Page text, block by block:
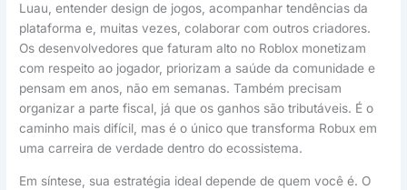
Luau, entender design de jogos, acompanhar tendências da
plataforma e, muitas vezes, colaborar com outros criadores.
Os desenvolvedores que faturam alto no Roblox monetizam
com respeito ao jogador, priorizam a saúde da comunidade e
pensam em anos, não em semanas. Também precisam
organizar a parte fiscal, já que os ganhos são tributáveis. É o
caminho mais difícil, mas é o único que transforma Robux em
uma carreira de verdade dentro do ecossistema.
Em síntese, sua estratégia ideal depende de quem você é. O